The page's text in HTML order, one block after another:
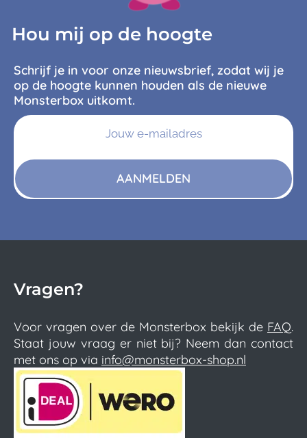
Hou mij op de hoogte
Schrijf je in voor onze nieuwsbrief, zodat wij je
op de hoogte kunnen houden als de nieuwe
Monsterbox uitkomt.
AANMELDEN
Vragen?
Voor vragen over de Monsterbox bekijk de FAQ.
Staat jouw vraag er niet bij? Neem dan contact
met ons op via info@monsterbox-shop.nl